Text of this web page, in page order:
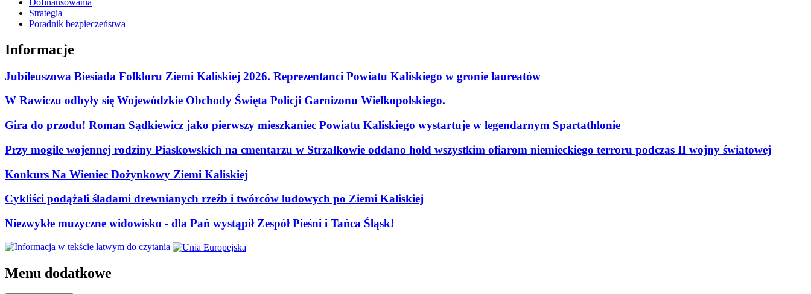
Dofinansowania
Strategia
Poradnik bezpieczeństwa
Informacje
Jubileuszowa Biesiada Folkloru Ziemi Kaliskiej 2026. Reprezentanci Powiatu Kaliskiego w gronie laureatów
W Rawiczu odbyły się Wojewódzkie Obchody Święta Policji Garnizonu Wielkopolskiego.
Gira do przodu! Roman Sądkiewicz jako pierwszy mieszkaniec Powiatu Kaliskiego wystartuje w legendarnym Spartathlonie
Przy mogile wojennej rodziny Piaskowskich na cmentarzu w Strzałkowie oddano hołd wszystkim ofiarom niemieckiego terroru podczas II wojny światowej
Konkurs Na Wieniec Dożynkowy Ziemi Kaliskiej
Cykliści podążali śladami drewnianych rzeźb i twórców ludowych po Ziemi Kaliskiej
Niezwykłe muzyczne widowisko - dla Pań wystąpił Zespół Pieśni i Tańca Śląsk!
Menu dodatkowe